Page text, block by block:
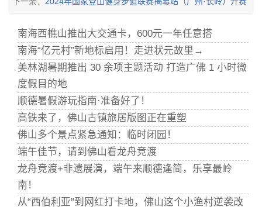
南海西樵山推出大交通卡，600元一年任意搭
南海“亿元村”新地标启用！走进状元故里→
美林湖暑期推出 30 余项主题活动 打造广佛 1 小时微
度假目的地
顺德暑假游玩指南·准备好了！
高铁来了，佛山古镇旅居版图正在重塑
佛山多个景点紧急通知：临时闭园！
端午佳节，请到佛山看龙舟竞渡
龙舟竞渡+非遗展演，端午来顺德逢简，乐享最岭
南！
从“西伯利亚”到网红打卡地，佛山这个小渔村逆袭改